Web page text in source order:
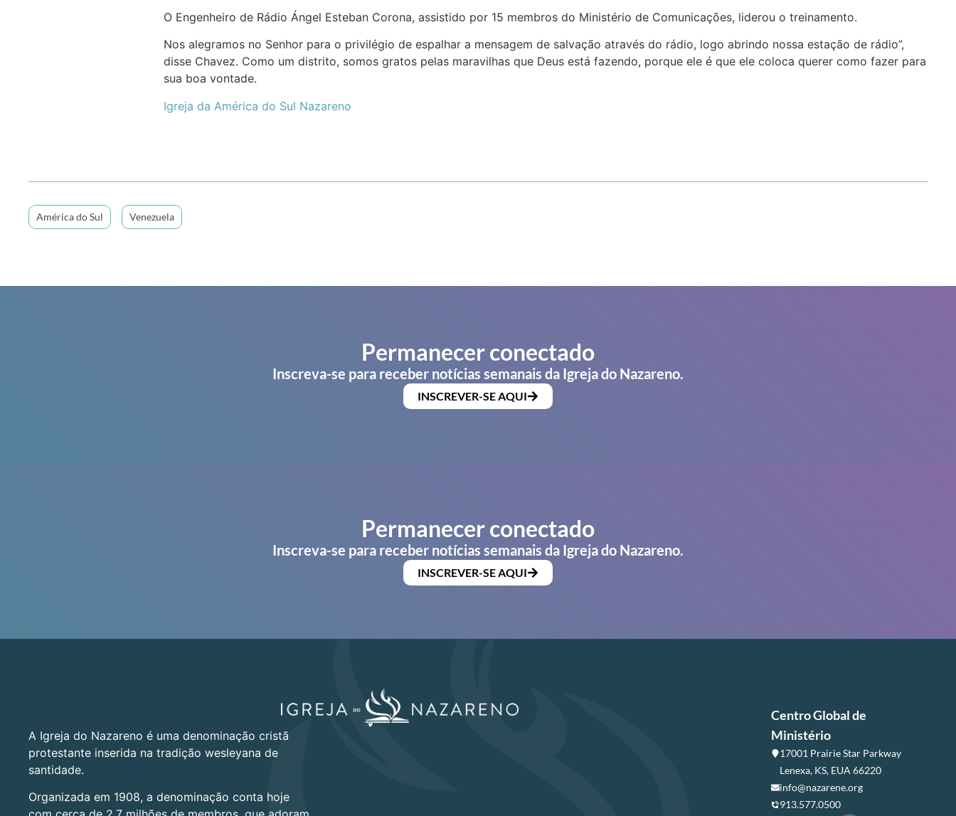
O Engenheiro de Rádio Ángel Esteban Corona, assistido por 15 membros do Ministério de Comunicações, liderou o treinamento.
Nos alegramos no Senhor para o privilégio de espalhar a mensagem de salvação através do rádio, logo abrindo nossa estação de rádio”,
disse Chavez. Como um distrito, somos gratos pelas maravilhas que Deus está fazendo, porque ele é que ele coloca querer como fazer para
sua boa vontade.
Igreja da América do Sul Nazareno
América do Sul Venezuela
Permanecer conectado
Inscreva-se para receber notícias semanais da Igreja do Nazareno.
INSCREVER-SE AQUI
Permanecer conectado
Inscreva-se para receber notícias semanais da Igreja do Nazareno.
INSCREVER-SE AQUI
A Igreja do Nazareno é uma denominação cristã
protestante inserida na tradição wesleyana de
santidade.
Organizada em 1908, a denominação conta hoje
Centro Global de
Ministério
17001 Prairie Star Parkway
Lenexa, KS, EUA 66220
info@nazarene.org
913.577.0500